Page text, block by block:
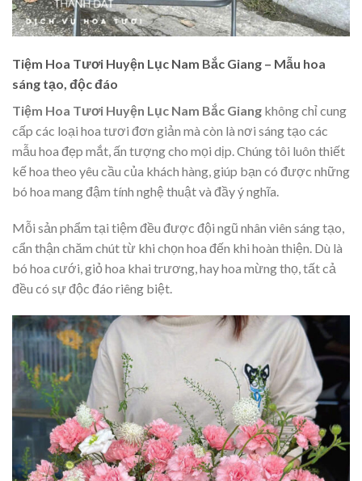
Tiệm Hoa Tươi Huyện Lục Nam Bắc Giang – Mẫu hoa
sáng tạo, độc đáo
Tiệm Hoa Tươi Huyện Lục Nam Bắc Giang không chỉ cung
cấp các loại hoa tươi đơn giản mà còn là nơi sáng tạo các
mẫu hoa đẹp mắt, ấn tượng cho mọi dịp. Chúng tôi luôn thiết
kế hoa theo yêu cầu của khách hàng, giúp bạn có được những
bó hoa mang đậm tính nghệ thuật và đầy ý nghĩa.
Mỗi sản phẩm tại tiệm đều được đội ngũ nhân viên sáng tạo,
cẩn thận chăm chút từ khi chọn hoa đến khi hoàn thiện. Dù là
bó hoa cưới, giỏ hoa khai trương, hay hoa mừng thọ, tất cả
đều có sự độc đáo riêng biệt.